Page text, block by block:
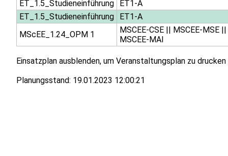
ET_1.5_Studieneinführung
ET1-A
ET_1.5_Studieneinführung
ET1-A
MScEE_1.24_OPM 1
MSCEE-CSE|| MSCEE-MSE||
MSCEE-MAI
Einsatzplan ausblenden, um Veranstaltungsplan zu drucken
Planungsstand: 19.01.2023 12:00:21